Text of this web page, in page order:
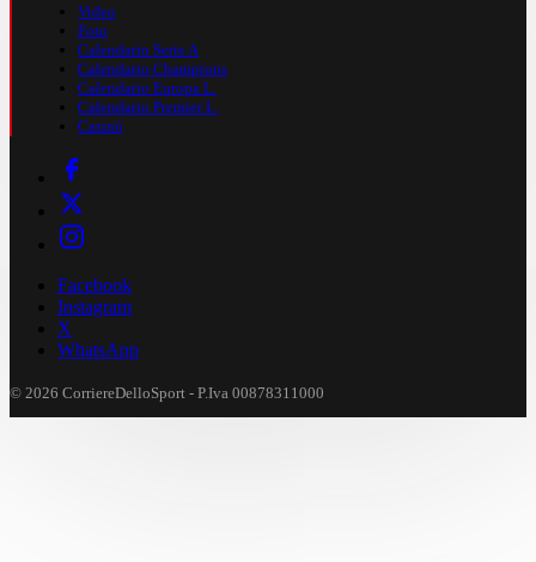
Video
Foto
Calendario Serie A
Calendario Champions
Calendario Europa L.
Calendario Premier L.
Casinò
Facebook
Instagram
X
WhatsApp
© 2026 CorriereDelloSport - P.Iva 00878311000